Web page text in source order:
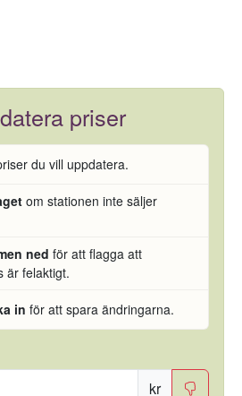
priser
du vill uppdatera.
om stationen inte säljer
ned för att flagga att
är felaktigt.
in för att spara ändringarna.
kr